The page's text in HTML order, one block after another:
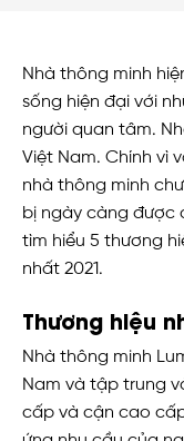
Nhà thông minh
sống hiện đại với
người quan tâm.
Việt Nam. Chính vì
nhà thông minh
bị ngày càng được
tìm hiểu 5 thương
nhất 2021.
Thương hiệu
Nhà thông minh
Nam và tập trung
cấp và cận cao